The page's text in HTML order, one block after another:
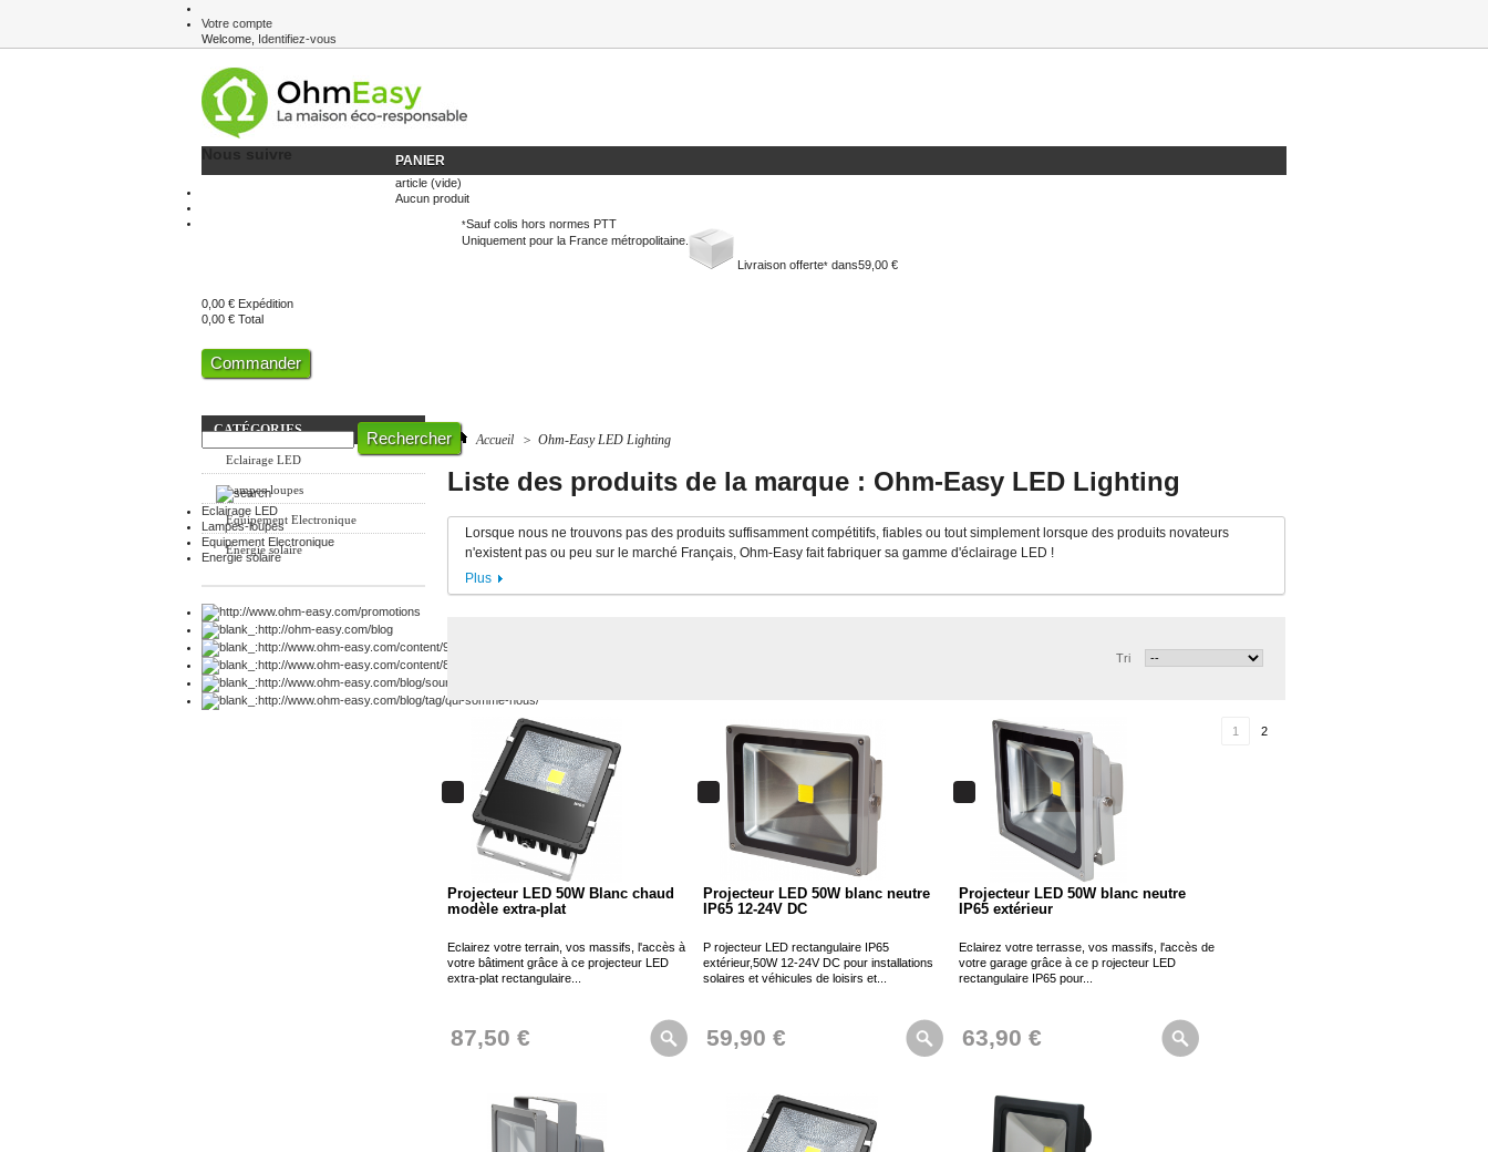
Votre compte
Welcome, Identifiez-vous
Newsletter
PANIER
article (vide)
Aucun produit
Livraison offerte* dans59,00 €
*Sauf colis hors normes PTT
Uniquement pour la France métropolitaine.
0,00 € Expédition
0,00 € Total
Commander
Eclairage LED
Lampes-loupes
Equipement Electronique
Energie solaire
CATÉGORIES
Eclairage LED
Lampes-loupes
Equipement Electronique
Energie solaire
Accueil > Ohm-Easy LED Lighting
Liste des produits de la marque : Ohm-Easy LED Lighting
Lorsque nous ne trouvons pas des produits suffisamment compétitifs, fiables ou tout simplement lorsque des produits novateurs
n'existent pas ou peu sur le marché Français, Ohm-Easy fait fabriquer sa gamme d'éclairage LED !
Plus
Tri
Projecteur LED 50W Blanc chaud
modèle extra-plat
Eclairez votre terrain, vos massifs, l'accès à
votre bâtiment grâce à ce projecteur LED
extra-plat rectangulaire...
87,50 €
Projecteur LED 50W blanc neutre
IP65 12-24V DC
P rojecteur LED rectangulaire IP65
extérieur,50W 12-24V DC pour installations
solaires et véhicules de loisirs et...
59,90 €
Projecteur LED 50W blanc neutre
IP65 extérieur
Eclairez votre terrasse, vos massifs, l'accès de
votre garage grâce à ce p rojecteur LED
rectangulaire IP65 pour...
63,90 €
1 2